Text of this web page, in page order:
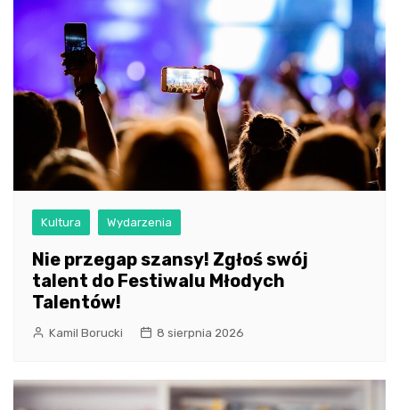
Kultura Wydarzenia
Nie przegap szansy! Zgłoś swój
talent do Festiwalu Młodych
Talentów!
Kamil Borucki 8 sierpnia 2026